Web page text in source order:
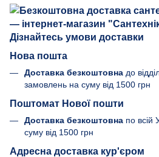
Нова пошта
Доставка безкоштовна до
замовлень на суму від 1500 грн
Поштомат Нової пошти
Доставка безкоштовна по всій
суму від 1500 грн
Адресна доставка кур'єром